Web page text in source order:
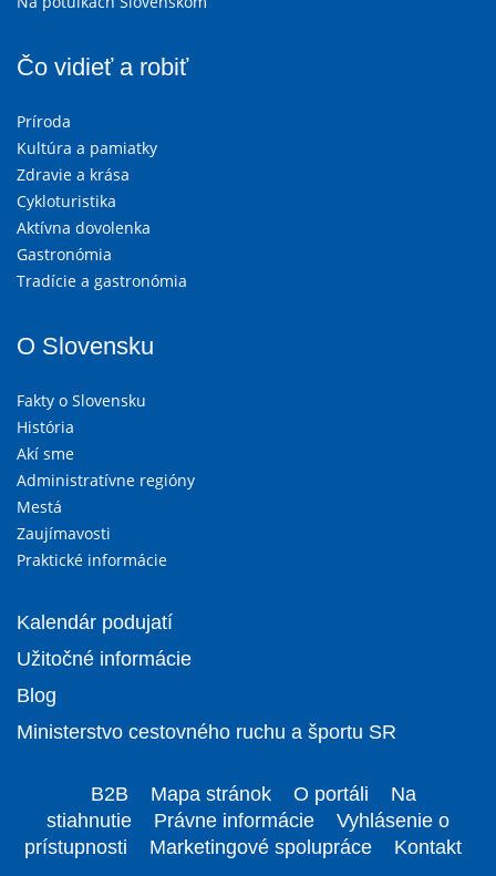
Čo vidieť a robiť
Príroda
Kultúra a pamiatky
Zdravie a krása
Cykloturistika
Aktívna dovolenka
Gastronómia
Tradície a gastronómia
O Slovensku
Fakty o Slovensku
História
Akí sme
Administratívne regióny
Mestá
Zaujímavosti
Praktické informácie
Kalendár podujatí
Užitočné informácie
Blog
Ministerstvo cestovného ruchu a športu SR
B2B Mapa stránok O portáli
Na
stiahnutie
Právne informácie
Vyhlásenie o
prístupnosti
Marketingové spolupráce Kontakt